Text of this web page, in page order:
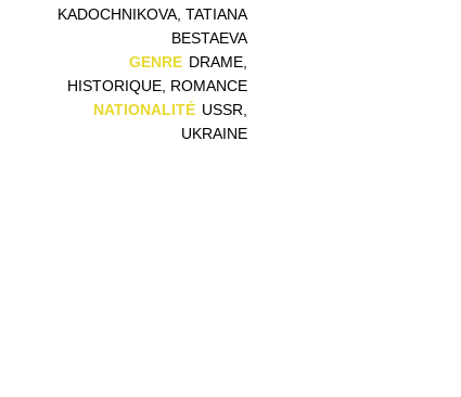
KADOCHNIKOVA, TATIANA
BESTAEVA
GENRE DRAME,
HISTORIQUE, ROMANCE
NATIONALITÉ USSR,
UKRAINE